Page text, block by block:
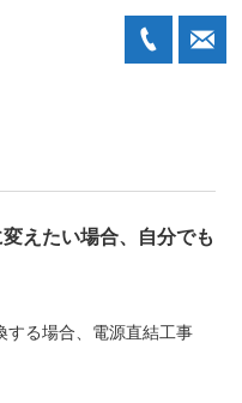
い合
わせ
えたい場合、自分でも
する場合、電源直結工事